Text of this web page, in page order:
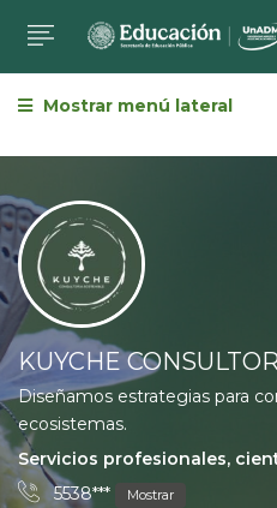
Mostrar menú lateral
KUYCHE
Diseñamos estrategias para
ecosistemas.
Servicios profesionales,
5538***
Mostrar